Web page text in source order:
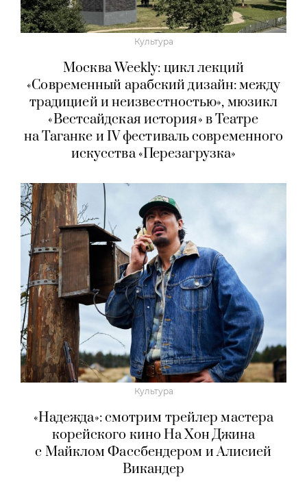
Культура
Москва Weekly: цикл лекций
«Современный арабский дизайн: между
традицией и неизвестностью», мюзикл
«Вестсайдская история» в Театре
на Таганке и IV фестиваль современного
искусства «Перезагрузка»
Культура
«Надежда»: смотрим трейлер мастера
корейского кино На Хон Джина
с Майклом Фассбендером и Алисией
Викандер